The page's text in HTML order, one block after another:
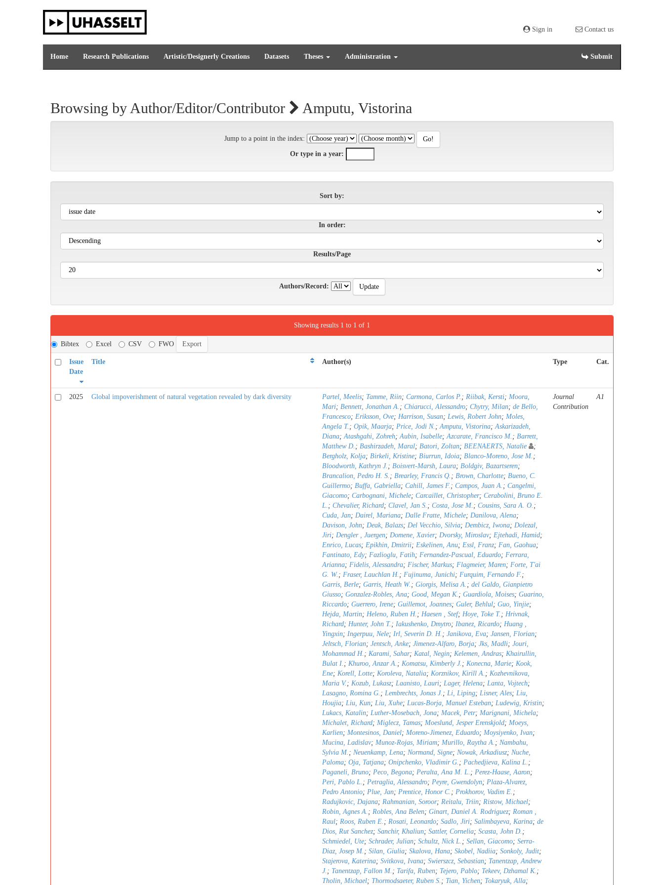
Sign in Contact us
Home Research Publications Artistic/Designerly Creations Datasets Theses Administration Submit
Browsing by Author/Editor/Contributor Amputu, Vistorina
Jump to a point in the index:
Or type in a year:
Sort by:
In order:
Results/Page
Authors/Record:
Showing results 1 to 1 of 1
Bibtex Excel CSV FWO
Issue
Date
Title Author(s) Type Cat.
2025 Global impoverishment of natural vegetation revealed by dark diversity Partel, Meelis; Tamme, Riin; Carmona, Carlos P. ; Riibak, Kersti; Moora,
Mari; Bennett, Jonathan A. ; Chiarucci, Alessandro; Chytry, Milan; de Bello,
Francesco; Eriksson, Ove; Harrison, Susan; Lewis, Robert John; Moles,
Angela T. ; Opik, Maarja; Price, Jodi N. ;Amputu, Vistorina;Askarizadeh,
Diana;Atashgahi, Zohreh;Aubin, Isabelle;Azcarate, Francisco M. ; Barrett,
Matthew D. ; Bashirzadeh, Maral; Batori, Zoltan; BEENAERTS, Natalie
;
Bergholz, Kolja; Birkeli, Kristine; Biurrun, Idoia; Blanco-Moreno, Jose M. ;
Bloodworth, Kathryn J. ; Boisvert-Marsh, Laura; Boldgiv, Bazartseren;
Brancalion, Pedro H. S. ; Brearley, Francis Q. ; Brown, Charlotte; Bueno, C.
Guillermo; Buffa, Gabriella; Cahill, James F. ; Campos, Juan A. ; Cangelmi,
Giacomo; Carbognani, Michele; Carcaillet, Christopher; Cerabolini, Bruno E.
L. ; Chevalier, Richard; Clavel, Jan S. ; Costa, Jose M. ; Cousins, Sara A. O. ;
Cuda, Jan; Dairel, Mariana; Dalle Fratte, Michele; Danilova, Alena;
Davison, John; Deak, Balazs; Del Vecchio, Silvia; Dembicz, Iwona; Dolezal,
Jiri; Dengler , Juergen; Domene, Xavier; Dvorsky, Miroslav; Ejtehadi, Hamid;
Enrico, Lucas; Epikhin, Dmitrii; Eskelinen, Anu; Essl, Franz; Fan, Gaohua;
Fantinato, Edy; Fazlioglu, Fatih; Fernandez-Pascual, Eduardo; Ferrara,
Arianna; Fidelis, Alessandra; Fischer, Markus; Flagmeier, Maren; Forte, T'ai
G. W. ; Fraser, Lauchlan H. ; Fujinuma, Junichi; Furquim, Fernando F. ;
Garris, Berle; Garris, Heath W. ; Giorgis, Melisa A. ; del Galdo, Gianpietro
Giusso; Gonzalez-Robles, Ana; Good, Megan K. ; Guardiola, Moises; Guarino,
Riccardo; Guerrero, Irene; Guillemot, Joannes; Guler, Behlul; Guo, Yinjie;
Hejda, Martin; Heleno, Ruben H. ; Haesen , Stef; Hoye, Toke T. ; Hrivnak,
Richard; Hunter, John T. ; Iakushenko, Dmytro; Ibanez, Ricardo; Huang ,
Yingxin; Ingerpuu, Nele; Irl, Severin D. H. ; Janikova, Eva; Jansen, Florian;
Jeltsch, Florian; Jentsch, Anke; Jimenez-Alfaro, Borja; Jks, Madli; Jouri,
Mohammad H. ; Karami, Sahar; Katal, Negin; Kelemen, Andras; Khairullin,
Bulat I. ; Khuroo, Anzar A. ; Komatsu, Kimberly J. ; Konecna, Marie; Kook,
Ene; Korell, Lotte; Koroleva, Natalia; Korznikov, Kirill A. ; Kozhevnikova,
Maria V.; Kozub, Lukasz; Laanisto, Lauri; Lager, Helena; Lanta, Vojtech;
Lasagno, Romina G. ; Lembrechts, Jonas J. ; Li, Liping; Lisner, Ales; Liu,
Houjia; Liu, Kun; Liu, Xuhe; Lucas-Borja, Manuel Esteban; Ludewig, Kristin;
Lukacs, Katalin; Luther-Mosebach, Jona; Macek, Petr; Marignani, Michela;
Michalet, Richard; Miglecz, Tamas; Moeslund, Jesper Erenskjold; Moeys,
Karlien; Montesinos, Daniel; Moreno-Jimenez, Eduardo; Moysiyenko, Ivan;
Mucina, Ladislav; Munoz-Rojas, Miriam; Murillo, Raytha A. ; Nambahu,
Sylvia M. ; Neuenkamp, Lena; Normand, Signe; Nowak, Arkadiusz; Nuche,
Paloma; Oja, Tatjana; Onipchenko, Vladimir G. ; Pachedjieva, Kalina L. ;
Paganeli, Bruno; Peco, Begona; Peralta, Ana M. L. ; Perez-Haase, Aaron;
Peri, Pablo L. ; Petraglia, Alessandro; Peyre, Gwendolyn; Plaza-Alvarez,
Pedro Antonio; Plue, Jan; Prentice, Honor C. ; Prokhorov, Vadim E. ;
Radujkovic, Dajana; Rahmanian, Soroor; Reitalu, Triin; Ristow, Michael;
Robin, Agnes A. ; Robles, Ana Belen; Ginart, Daniel A. Rodriguez; Roman ,
Raul; Roos, Ruben E. ; Rosati, Leonardo; Sadlo, Jiri; Salimbayeva, Karina; de
Dios, Rut Sanchez; Sanchir, Khaliun; Sattler, Cornelia; Scasta, John D. ;
Schmiedel, Ute; Schrader, Julian; Schultz, Nick L. ; Sellan, Giacomo; Serra-
Diaz, Josep M. ; Silan, Giulia; Skalova, Hana; Skobel, Nadiia; Sonkoly, Judit;
Stajerova, Katerina; Svitkova, Ivana; Swierszcz, Sebastian; Tanentzap, Andrew
J. ; Tanentzap, Fallon M. ; Tarifa, Ruben; Tejero, Pablo; Tekeev, Dzhamal K. ;
Tholin, Michael; Thormodsaeter, Ruben S. ; Tian, Yichen; Tokaryuk, Alla;
Journal
Contribution
A1